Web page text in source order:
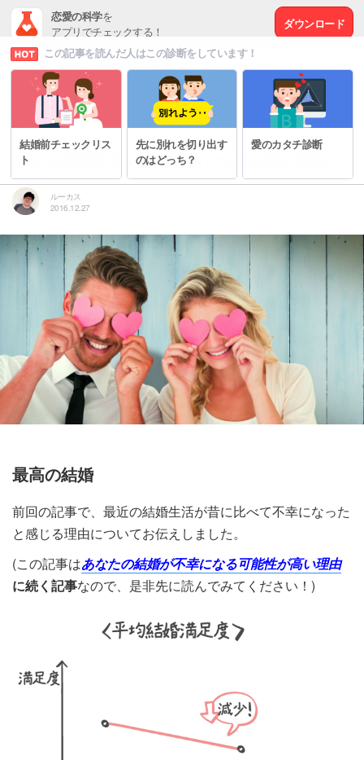
恋愛の科学を
アプリでチェックする！
ダウンロード
# 夫婦円満の秘訣
幸せな結婚生活を送る上位10%の夫婦の秘訣
ルーカス
2016.12.27
最高の結婚
前回の記事で、最近の結婚生活が昔に比べて不幸になった
と感じる理由についてお伝えしました。
(この記事はあなたの結婚が不幸になる可能性が高い理由
に続く記事なので、是非先に読んでみてください！)
この記事を読んだ人はこの診断をしています！
結婚前チェックリス
ト
先に別れを切り出す
のはどっち？
愛のカタチ診断